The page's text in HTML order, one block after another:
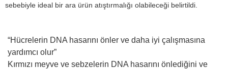
sebebiyle ideal bir ara ürün atıştırmalığı olabileceği belirtildi.
“Hücrelerin DNA hasarını önler ve daha iyi çalışmasına
yardımcı olur”
Kırmızı meyve ve sebzelerin DNA hasarını önlediğini ve